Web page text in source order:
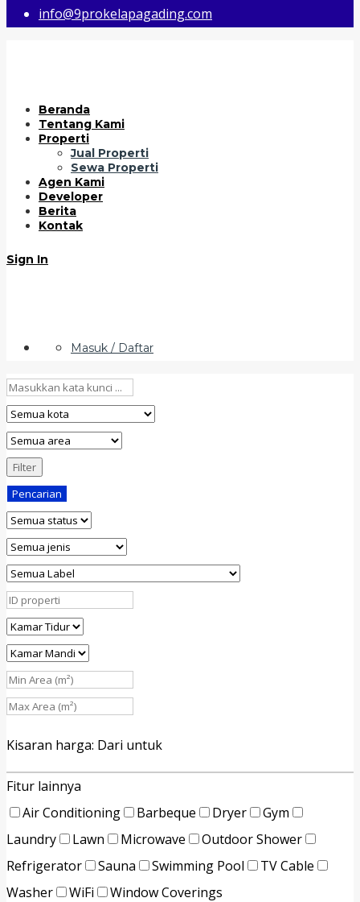
info@9prokelapagading.com
Beranda
Tentang Kami
Properti
Jual Properti
Sewa Properti
Agen Kami
Developer
Berita
Kontak
Sign In
Masuk / Daftar
Filter
Pencarian
Kisaran harga: Dari untuk
Fitur lainnya
Air Conditioning
Barbeque Dryer
Gym
Laundry
Lawn Microwave
Outdoor Shower
Refrigerator
Sauna Swimming Pool
TV Cable
Washer
WiFi Window Coverings